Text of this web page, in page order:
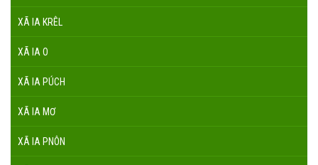
XÃ IA KRÊL
XÃ IA O
XÃ IA PÚCH
XÃ IA MƠ
XÃ IA PNÔN